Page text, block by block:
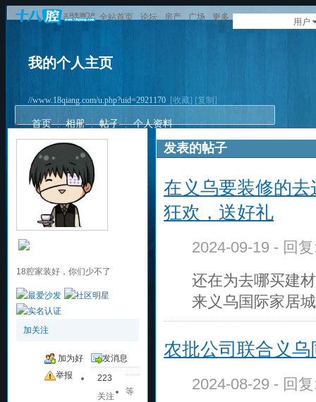
全站首页 论坛 房产 广场 更多 用户
我的个人主页
//www.18qiang.com/u.php?uid=2921170 [收藏] [复制]
首页 相册 帖子 个人资料
18腔家装好，你们少不了
加关注
加为好
友
发消息
举报
223
关注
等
发表的帖子
在义乌要装修的
狂欢，送好礼
2024-09-19 - 回
还在为去哪买建
来义乌国际家居
农批公司联合义
2024-08-29 - 回